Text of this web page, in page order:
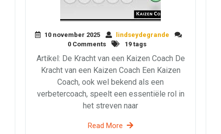
10 november 2025
lindseydegrande
0 Comments
19 tags
Artikel: De Kracht van een Kaizen Coach De
Kracht van een Kaizen Coach Een Kaizen
Coach, ook wel bekend als een
verbetercoach, speelt een essentiële rol in
het streven naar
Read More